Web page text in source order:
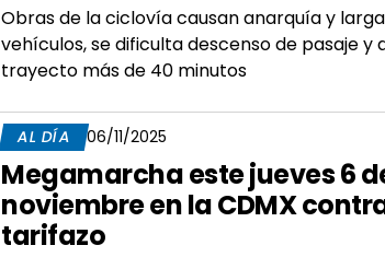
Obras de la ciclovía causan anarquía y
vehículos, se dificulta descenso de pasaje y
trayecto más de 40 minutos
AL DÍA 06/11/2025
Megamarcha este jueves 6
noviembre en la CDMX
tarifazo